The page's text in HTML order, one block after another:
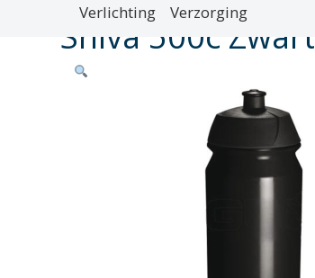
Verlichting Verzorging
Shiva 500c Zwart